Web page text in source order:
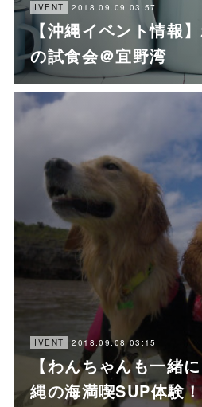
IVENT 2018.09.09 03:57
【沖縄イベント情報
の試食会＠宜野湾
IVENT 2018.09.08 03:15
【わんちゃんも一緒
縄の海満喫SUP体験！